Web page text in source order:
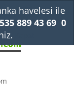
havelesi ile
889 43 69 0